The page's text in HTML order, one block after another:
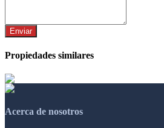
Enviar
Propiedades similares
Acerca de nosotros